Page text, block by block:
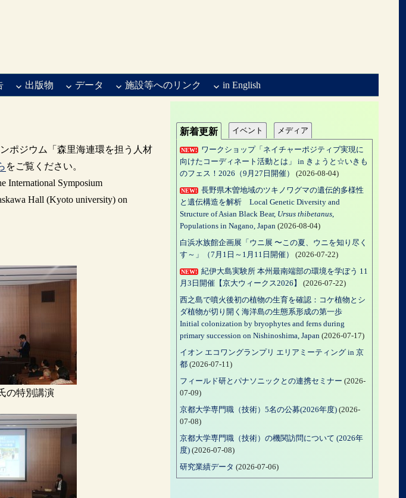
出版物 データ 施設等へのリンク in English
ポジウム「森里海連環を担う人材
をご覧ください。
International Symposium
Hall (Kyoto university) on
の特別講演
新着更新 イベント メディア
NEW!
ワークショップ「ネイチャーポジティブ実現に
向けたコーディネート活動とは」 in きょうと☆いきも
のフェス！2026（9月27日開催）
(2026-08-04)
NEW!
長野県木曽地域のツキノワグマの遺伝的多様性
と遺伝構造を解析 Local Genetic Diversity and
Structure of Asian Black Bear, Ursus thibetanus,
Populations in Nagano, Japan (2026-08-04)
白浜水族館企画展「ウニ展 〜この夏、ウニを知り尽く
す～」（7月1日～1月11日開催）
(2026-07-22)
NEW!
紀伊大島実験所 本州最南端部の環境を学ぼう 11
月3日開催【京大ウィークス2026】
(2026-07-22)
西之島で噴火後初の植物の生育を確認：コケ植物とシ
ダ植物が切り開く海洋島の生態系形成の第一歩
Initial colonization by bryophytes and ferns during
primary succession on Nishinoshima, Japan (2026-07-17)
イオン エコワングランプリ エリアミーティング in 京
都(2026-07-11)
フィールド研とパナソニックとの連携セミナー (2026-
07-09)
京都大学専門職（技術）5名の公募(2026年度)(2026-
07-08)
京都大学専門職（技術）の機関訪問について (2026年
度)(2026-07-08)
研究業績データ (2026-07-06)